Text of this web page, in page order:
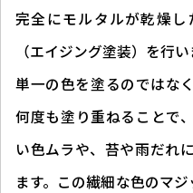
完全にモルタルが乾燥
（エイジング塗装）を行い
単一の色を塗るのではな
何度も塗り重ねることで
い色ムラや、苔や雨だれ
ます。この繊細な色のマ